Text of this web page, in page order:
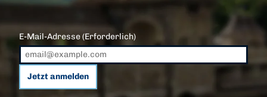
E-Mail-Adresse(Erforderlich)
Jetzt anmelden